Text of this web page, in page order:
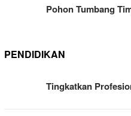
Pohon Tumbang
PENDIDIKAN
Tingkatkan